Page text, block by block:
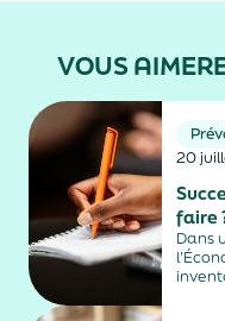
VOUS
20
faire
Dans